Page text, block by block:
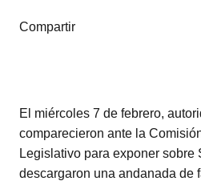
Compartir
El miércoles 7 de febrero,
comparecieron ante la
Legislativo para exponer sobre
descargaron una andanada de